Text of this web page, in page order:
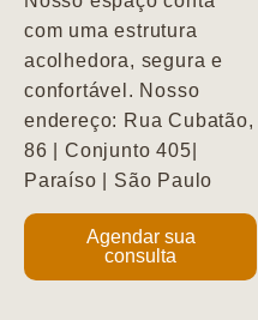
com uma estrutura
acolhedora, segura e
confortável. Nosso
endereço: Rua Cubatão,
86 | Conjunto 405|
Paraíso | São Paulo
Agendar sua
consulta